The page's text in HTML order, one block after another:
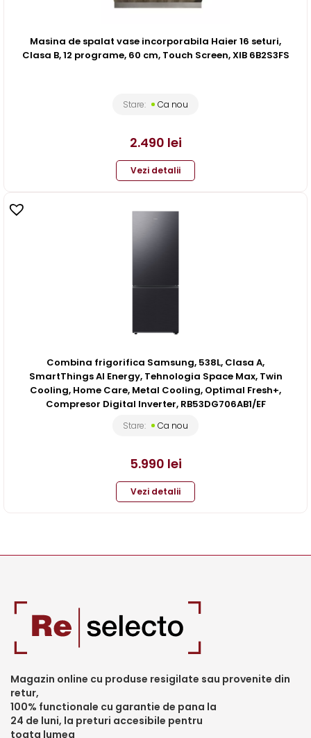
Masina de spalat vase incorporabila Haier 16 seturi,
Clasa B, 12 programe, 60 cm, Touch Screen, XIB 6B2S3FS
Stare: Ca nou
2.490 lei
Vezi detalii
Combina frigorifica Samsung, 538L, Clasa A,
SmartThings AI Energy, Tehnologia Space Max, Twin
Cooling, Home Care, Metal Cooling, Optimal Fresh+,
Compresor Digital Inverter, RB53DG706AB1/EF
Stare: Ca nou
5.990 lei
Vezi detalii
Magazin online cu produse resigilate sau provenite din
retur,
100% functionale cu garantie de pana la
24 de luni, la preturi accesibile pentru
toata lumea